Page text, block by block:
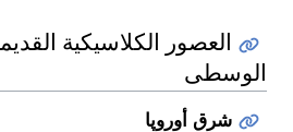
العصور الكلاسيكية
الوسطى
شرق أوروپا